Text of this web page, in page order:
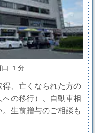
口 １分
、亡くなられた方の
の移行）、自動車相
生前贈与のご相談も